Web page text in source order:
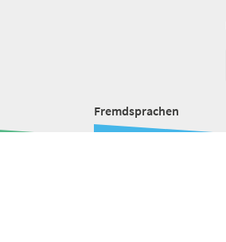
Fremdsprachen